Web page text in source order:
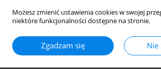
Możesz zmienić ustawienia cookies w swojej
niektóre funkcjonalności dostępne na stronie.
Zgadzam się Nie